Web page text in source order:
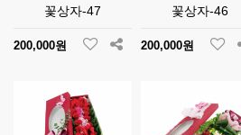
꽃상자-47
200,000원
꽃상자-46
200,000원